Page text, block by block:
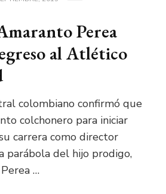
Perea
al Atlético
colombiano confirmó que
colchonero para iniciar
carrera como director
parábola del hijo prodigo,
…